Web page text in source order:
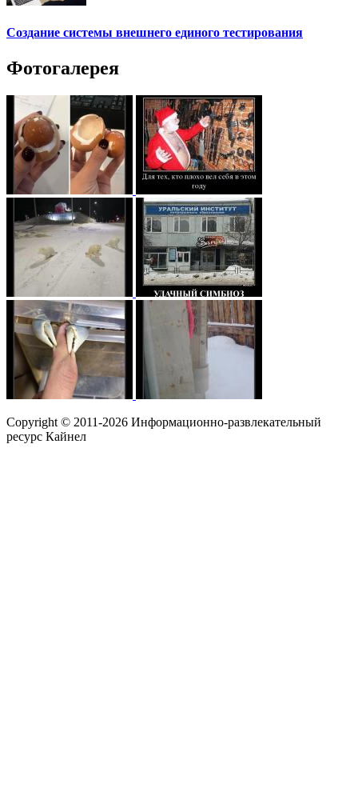
Создание системы внешнего единого тестирования
Фотогалерея
Copyright © 2011-2026 Информационно-развлекательный
ресурс Кайнел